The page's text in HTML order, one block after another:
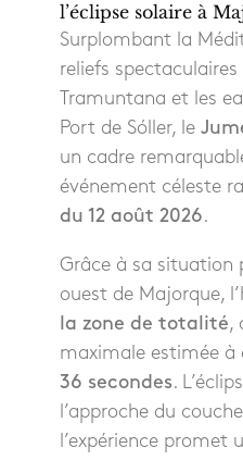
l’éclipse solaire à
Surplombant la
reliefs spectaculaires
Tramuntana et les
Port de Sóller, le
un cadre
événement céleste
du 12 août 2026.
Grâce à sa situation
ouest de Majorque,
la zone de totalité,
maximale estimée à
36 secondes.
l’approche du
l’expérience promet